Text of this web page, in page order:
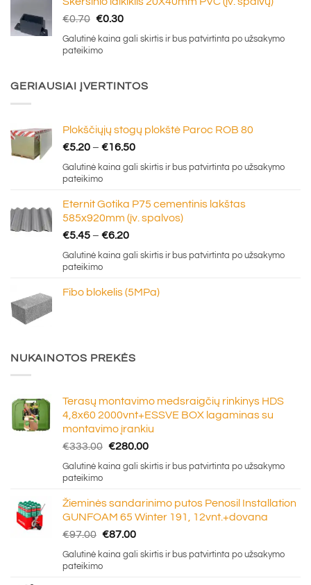
€0.70 Original
price
was:
€0.30Current
price
is:
Galutinė kaina gali skirtis ir bus patvirtinta po užsakymo
pateikimo
GERIAUSIAI ĮVERTINTOS
Plokščiųjų stogų plokštė Paroc ROB 80
€5.20 – €16.50Price
range:
€16.50
Galutinė kaina gali skirtis ir bus patvirtinta po užsakymo
pateikimo
Eternit Gotika P75 cementinis lakštas
585x920mm (įv. spalvos)
€5.45 – €6.20Price
range:
€6.20
Galutinė kaina gali skirtis ir bus patvirtinta po užsakymo
pateikimo
Fibo blokelis (5MPa)
NUKAINOTOS PREKĖS
Terasų montavimo medsraigčių rinkinys HDS
4,8x60 2000vnt+ESSVE BOX lagaminas su
montavimo įrankiu
€333.00 Original
price
was:
€280.00Current
price
Galutinė kaina gali skirtis ir bus patvirtinta po užsakymo
pateikimo
Žieminės sandarinimo putos Penosil Installation
GUNFOAM 65 Winter 191, 12vnt.+dovana
€97.00 Original
price
was:
€87.00Current
price
Galutinė kaina gali skirtis ir bus patvirtinta po užsakymo
pateikimo